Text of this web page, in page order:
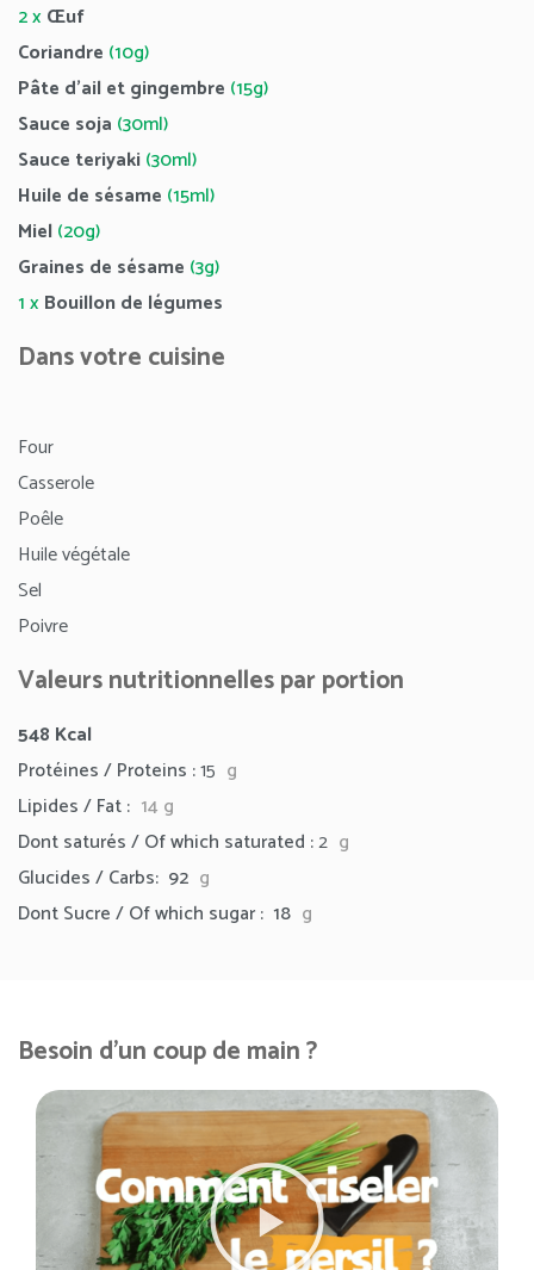
2 xŒuf
Coriandre (10g)
Pâte d’ail et gingembre (15g)
Sauce soja (30ml)
Sauce teriyaki(30ml)
Huile de sésame (15ml)
Miel(20g)
Graines de sésame (3g)
1 xBouillon de légumes
Dans votre cuisine
Four
Casserole
Poêle
Huile végétale
Sel
Poivre
Valeurs nutritionnelles par portion
548 Kcal
Protéines / Proteins :15 g
Lipides / Fat : 14 g
Dont saturés / Of which saturated :2 g
Glucides / Carbs: 92 g
Dont Sucre / Of which sugar : 18 g
Besoin d'un coup de main ?